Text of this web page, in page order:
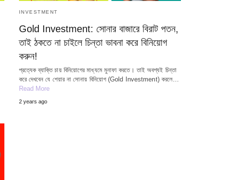
INVESTMENT
Gold Investment: সোনার বাজারে বিরাট পতন,
তাই ঠকতে না চাইলে চিন্তা ভাবনা করে বিনিয়োগ
করুন!
প্রত্যেক ব্যাক্তি চায় বিনিয়োগের মাধ্যমে মুনাফা করতে। তাই অবশ্যই চিন্তা
করে দেখবেন যে শেয়ার না সোনায় বিনিয়োগ (Gold Investment) করলে…
Read More
2 years ago